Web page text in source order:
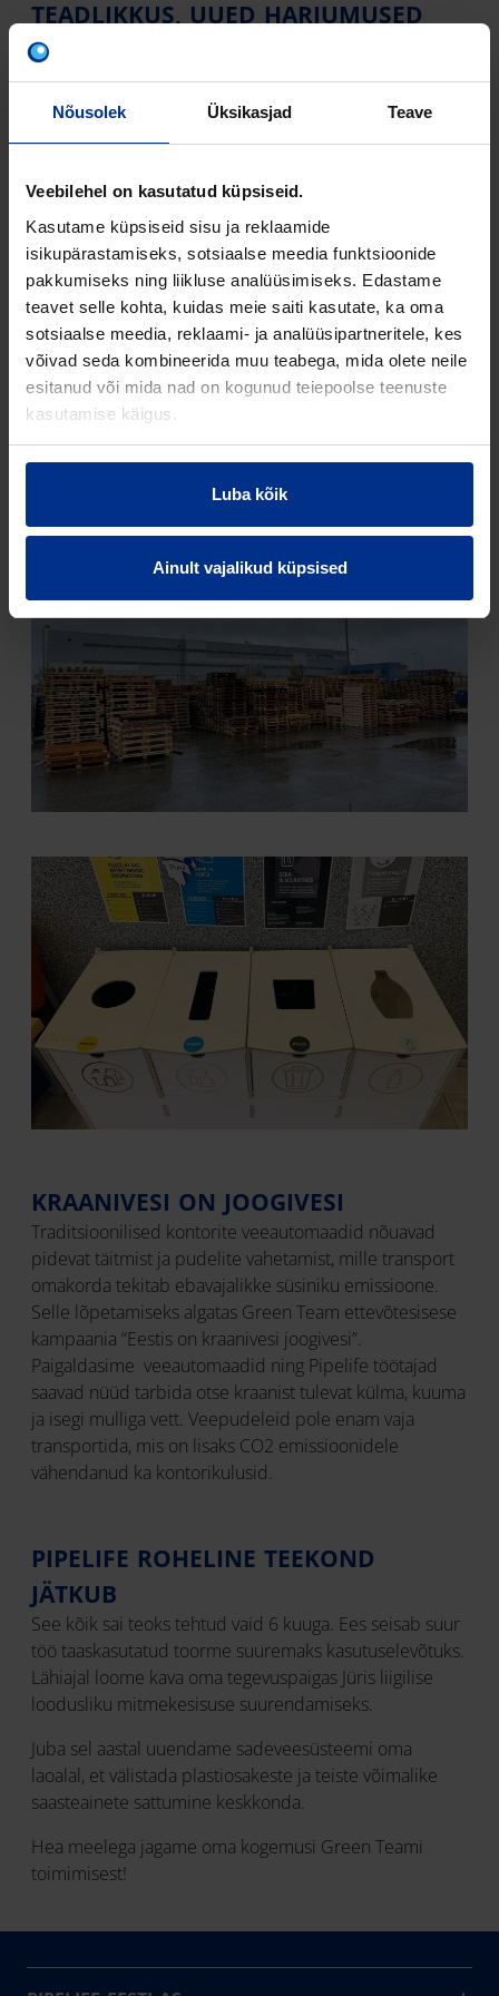
Nõusolek Üksikasjad Teave
Veebilehel on kasutatud küpsiseid.
Kasutame küpsiseid sisu ja reklaamide
isikupärastamiseks, sotsiaalse meedia funktsioonide
pakkumiseks ning liikluse analüüsimiseks. Edastame
teavet selle kohta, kuidas meie saiti kasutate, ka oma
sotsiaalse meedia, reklaami- ja analüüsipartneritele, kes
võivad seda kombineerida muu teabega, mida olete neile
esitanud või mida nad on kogunud teiepoolse teenuste
kasutamise käigus.
Luba kõik
Ainult vajalikud küpsised
TEADLIKKUS, UUED HARJUMUSED
Esimene idee mida rakendasime oli ettevõtte
tööohutuse kommunikatsiooni “Take care” laiendamine
jätkusuutlikkuse valdkonnale. Lõime visuaalse
kampaania, mis hariks kolleege ressursside säästmise
olulisuse teemal.
Seejärel juurutasime jäätmete sorteerimise süsteemi.
Seadsime kontorisse viiest kastist koosneva
sorteerimissüsteemi – hakkasime eraldi koguma
pakendit, pandipakendit, olmeprügi, paberit ja
biojäätmeid. Juhendasime töötajaid kuidas jäätmeid
liigiti koguda ja nii mõnigi sai sellest innustust sarnane
süsteem ka oma kodus kasutusele võtta.
Töökeskkonna parendamiseks asendasime kontoris
kõik kunsttaimed päris taimedega ja hankisime ka
kontorilõunateks alati värsked maitsetaimed.
KRAANIVESI ON JOOGIVESI
Traditsioonilised kontorite veeautomaadid nõuavad
pidevat täitmist ja pudelite vahetamist, mille transport
omakorda tekitab ebavajalikke süsiniku emissioone.
Selle lõpetamiseks algatas Green Team ettevõtesisese
kampaania “Eestis on kraanivesi joogivesi”.
Paigaldasime veeautomaadid ning Pipelife töötajad
saavad nüüd tarbida otse kraanist tulevat külma, kuuma
ja isegi mulliga vett. Veepudeleid pole enam vaja
transportida, mis on lisaks CO2 emissioonidele
vähendanud ka kontorikulusid.
PIPELIFE ROHELINE TEEKOND
JÄTKUB
See kõik sai teoks tehtud vaid 6 kuuga. Ees seisab suur
töö taaskasutatud toorme suuremaks kasutuselevõtuks.
Lähiajal loome kava oma tegevuspaigas Jüris liigilise
loodusliku mitmekesisuse suurendamiseks.
Juba sel aastal uuendame sadeveesüsteemi oma
laoalal, et välistada plastiosakeste ja teiste võimalike
saasteainete sattumine keskkonda.
Hea meelega jagame oma kogemusi Green Teami
toimimisest!